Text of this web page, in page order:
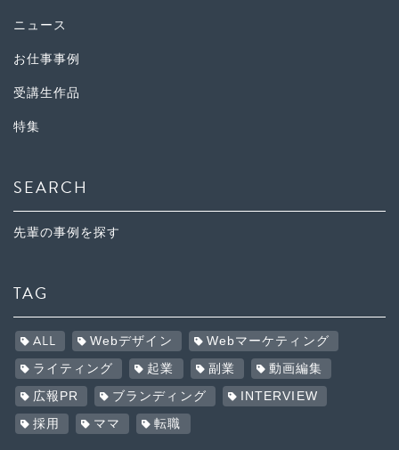
ニュース
お仕事事例
受講生作品
特集
SEARCH
先輩の事例を探す
TAG
ALL Webデザイン Webマーケティング
ライティング 起業 副業 動画編集
広報PR ブランディング INTERVIEW
採用 ママ 転職